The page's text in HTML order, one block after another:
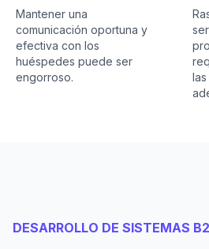
Mantener una
comunicación oportuna y
efectiva con los
huéspedes puede ser
engorroso.
DESARROLLO DE SISTEMAS